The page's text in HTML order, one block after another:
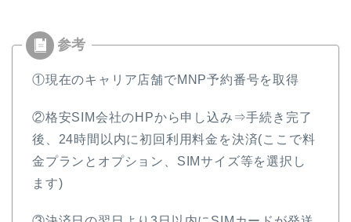
①現在のキャリア店舗でMNP予約番号を取得
②格安SIM会社のHPから申し込み⇒手続き完了
後、24時間以内に初回利用料金を決済(ここで料
金プランとオプション、SIMサイズ等を選択し
ます)